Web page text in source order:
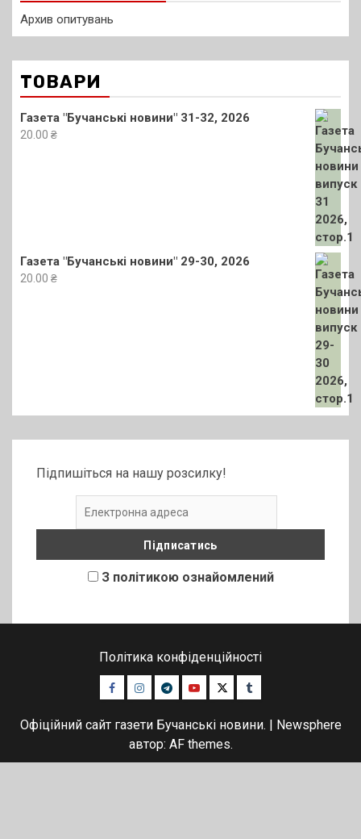
Архив опитувань
ТОВАРИ
Газета "Бучанські новини" 31-32, 2026
20.00 ₴
Газета "Бучанські новини" 29-30, 2026
20.00 ₴
Підпишіться на нашу розсилку!
З політикою ознайомлений
Політика конфіденційності
Facebook
Instagram
TelegramYoutubeTwitterTumblr
Офіційний сайт газети Бучанські новини. | Newsphere
автор: AF themes.